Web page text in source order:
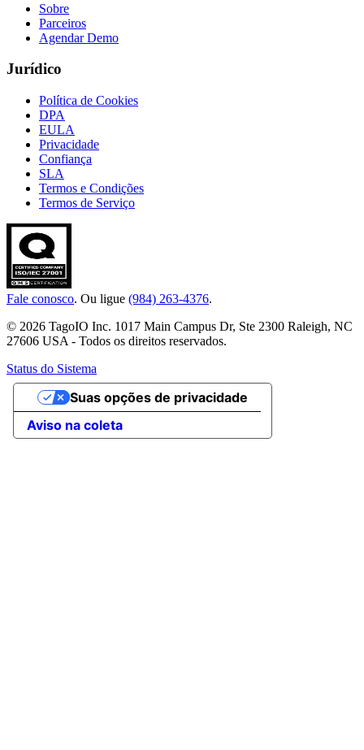
Sobre
Parceiros
Agendar Demo
Jurídico
Política de Cookies
DPA
EULA
Privacidade
Confiança
SLA
Termos e Condições
Termos de Serviço
Fale conosco. Ou ligue (984) 263-4376.
© 2026 TagoIO Inc. 1017 Main Campus Dr, Ste 2300 Raleigh, NC
27606 USA - Todos os direitos reservados.
Status do Sistema
Aviso na coleta
Suas opções de privacidade